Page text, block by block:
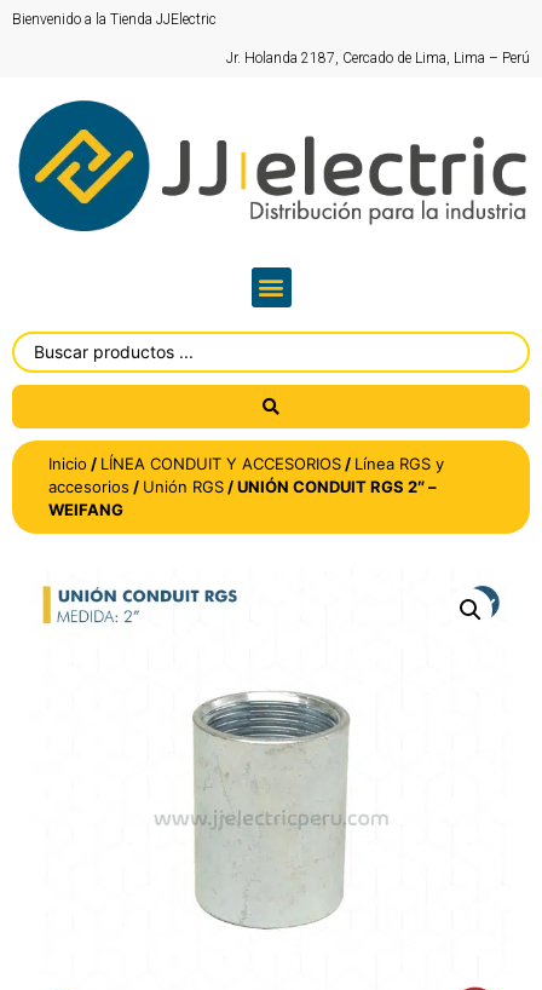
Bienvenido a la Tienda JJElectric
Jr. Holanda 2187, Cercado de Lima, Lima – Perú
Inicio / LÍNEA CONDUIT Y ACCESORIOS / Línea RGS y
accesorios / Unión RGS / UNIÓN CONDUIT RGS 2″ –
WEIFANG